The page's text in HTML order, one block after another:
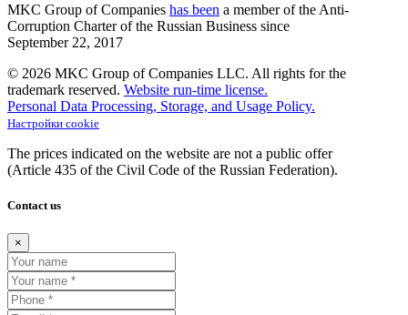
MKC Group of Companies has been a member of the Anti-
Corruption Charter of the Russian Business since
September 22, 2017
© 2026 MKC Group of Companies LLC. All rights for the
trademark reserved. Website run-time license.
Personal Data Processing, Storage, and Usage Policy.
Настройки cookie
The prices indicated on the website are not a public offer
(Article 435 of the Civil Code of the Russian Federation).
Contact us
×